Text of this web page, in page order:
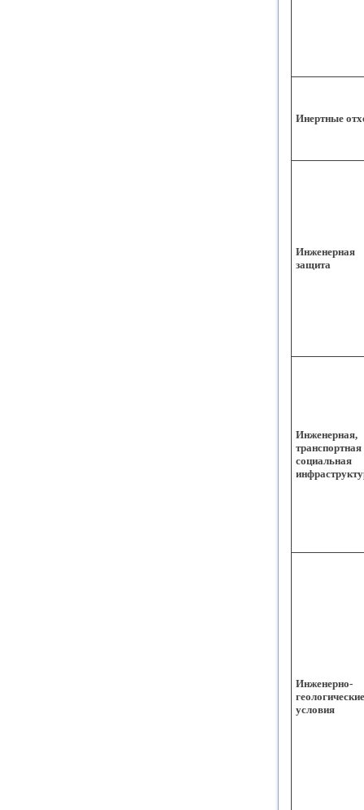
Инертные
Инженерная
защита
Инженерная,
транспортная
социальная
Инженерно-
геологические
условия